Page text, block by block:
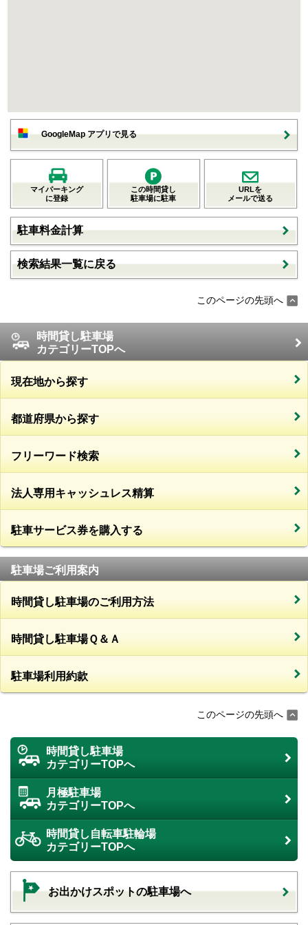
GoogleMap アプリで見る
マイパーキング
に登録
この時間貸し
駐車場に駐車
URLを
メールで送る
駐車料金計算
検索結果一覧に戻る
このページの先頭へ
時間貸し駐車場
カテゴリーTOPへ
現在地から探す
都道府県から探す
フリーワード検索
法人専用キャッシュレス精算
駐車サービス券を購入する
駐車場ご利用案内
時間貸し駐車場のご利用方法
時間貸し駐車場Ｑ＆Ａ
駐車場利用約款
このページの先頭へ
時間貸し駐車場
カテゴリーTOPへ
月極駐車場
カテゴリーTOPへ
時間貸し自転車駐輪場
カテゴリーTOPへ
お出かけスポットの駐車場へ